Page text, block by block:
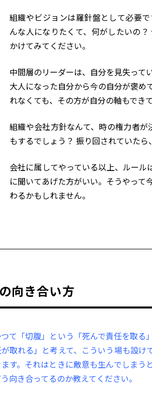
組織やビジョンは羅針盤として必要
んな人になりたくて、何がしたいの
かけてみてください。
中間層のリーダーは、自分を見失って
大人になった自分から今の自分が褒め
れなくても、その方が自分の軸もでき
組織や会社方針なんて、時の権力者が
もするでしょう？ 振り回されていたら
会社に属してやっている以上、ルー
に聞いてあげた方がいい。そうやっ
わるかもしれません。
向き合い方
つて「切腹」という「死んで責任を取
取れる」と考えて、こういう場も設
す。それはときに敵意も生んでしま
向き合ってるのか教えてください。